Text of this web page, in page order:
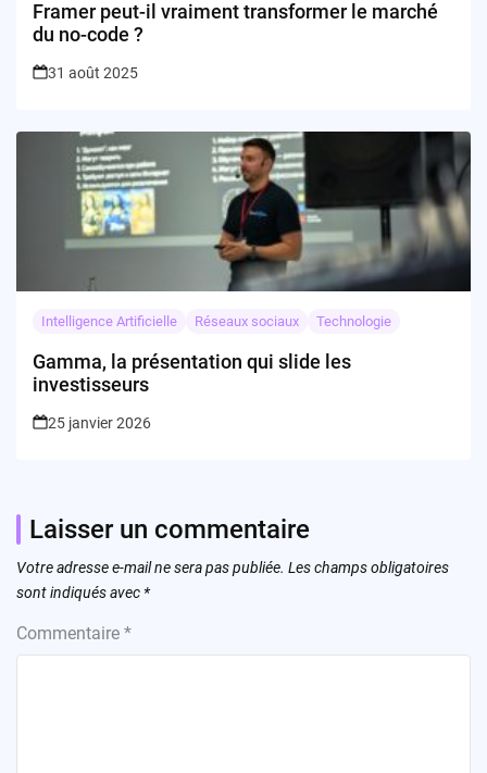
Framer peut-il vraiment transformer le marché
du no-code ?
31 août 2025
Intelligence Artificielle Réseaux sociaux Technologie
Gamma, la présentation qui slide les
investisseurs
25 janvier 2026
Laisser un commentaire
Votre adresse e-mail ne sera pas publiée. Les champs obligatoires
sont indiqués avec *
Commentaire *